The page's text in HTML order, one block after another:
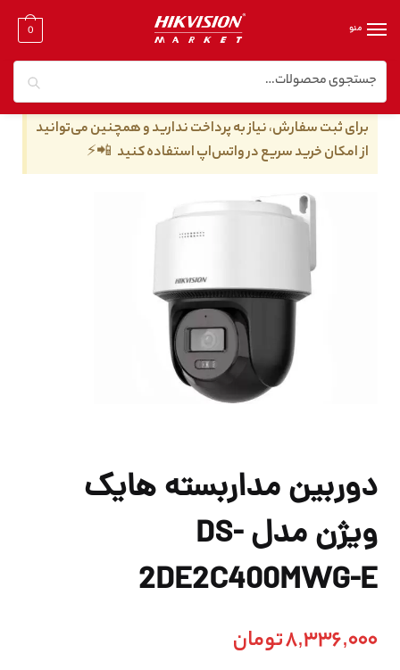
منو 0
خانه / دوربین مدار بسته تحت شبکه دوربین مداربسته هایک ویژن مدل DS-2DE2C400MWG-E
برای ثبت سفارش، نیاز به پرداخت ندارید و همچنین می‌توانید
از امکان خرید سریع در واتس‌اپ استفاده کنید 📲⚡
دوربین مداربسته هایک
ویژن مدل DS-
2DE2C400MWG-E
8,336,000تومان